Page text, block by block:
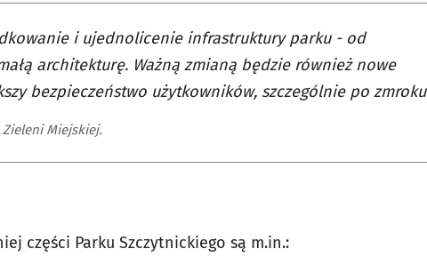
i ujednolicenie infrastruktury parku - od
architekturę. Ważną zmianą będzie również nowe
bezpieczeństwo użytkowników, szczególnie po zmroku
Miejskiej.
części Parku Szczytnickiego są m.in.: